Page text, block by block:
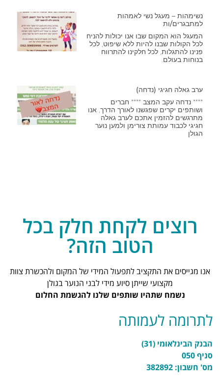
נשימהות – מעגל נשי לאמהות
למתבגרים/ות
המעגל הוא המקום שבו אנו יכולות להניח
לכל הקולות שבנו להיות ללא שיפוט, לכל
פנינו להתגלות, לכל חלקינו להתרווח
בנוחות בעולם.
ערב גאלה חגיגי (נדחה)
**** נדחה עקב המצב **** חברים
ושותפים יקרים שפגשנו לאורך הדרך, אנו
מתרגשים להזמין אתכם לערב גאלה
חגיגי לכבוד עמותת צורימן ולמען נוער
הגולן
רוצים לקחת חלק בכל
הטוב הזה?
אנו מגייסים את התקציב לתפעול המידי של המקום ולהכשרת צוות
מקצועי שייתן סיוע מידי לבני הנוער בגולן
נשמח שתהיו שותפים שלנו להגשמת החלום
לתרומה לעמותה
הבנק הבינלאומי (31)
סניף 050
מס' חשבון: 382892